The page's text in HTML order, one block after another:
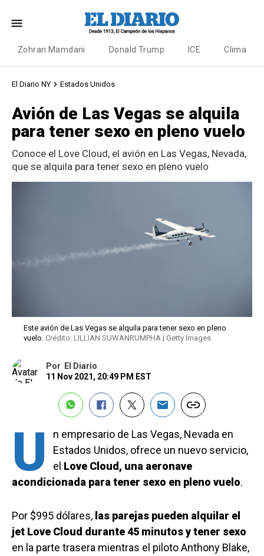
Zohran Mamdani Donald Trump ICE Clima
El Diario NY Estados Unidos
Avión de Las Vegas se alquila
para tener sexo en pleno vuelo
Conoce el Love Cloud, el avión en Las Vegas, Nevada,
que se alquila para tener sexo en pleno vuelo
Este avión de Las Vegas se alquila para tener sexo en pleno
vuelo. Crédito: LILLIAN SUWANRUMPHA | Getty Images
Por
El Diario
11 Nov 2021, 20:49 PM EST
U
n empresario de Las Vegas, Nevada en
Estados Unidos, ofrece un nuevo servicio,
el Love Cloud, una aeronave
acondicionada para tener sexo en pleno vuelo.
Por $995 dólares, las parejas pueden alquilar el
jet Love Cloud durante 45 minutos y tener sexo
en la parte trasera mientras el piloto Anthony Blake,